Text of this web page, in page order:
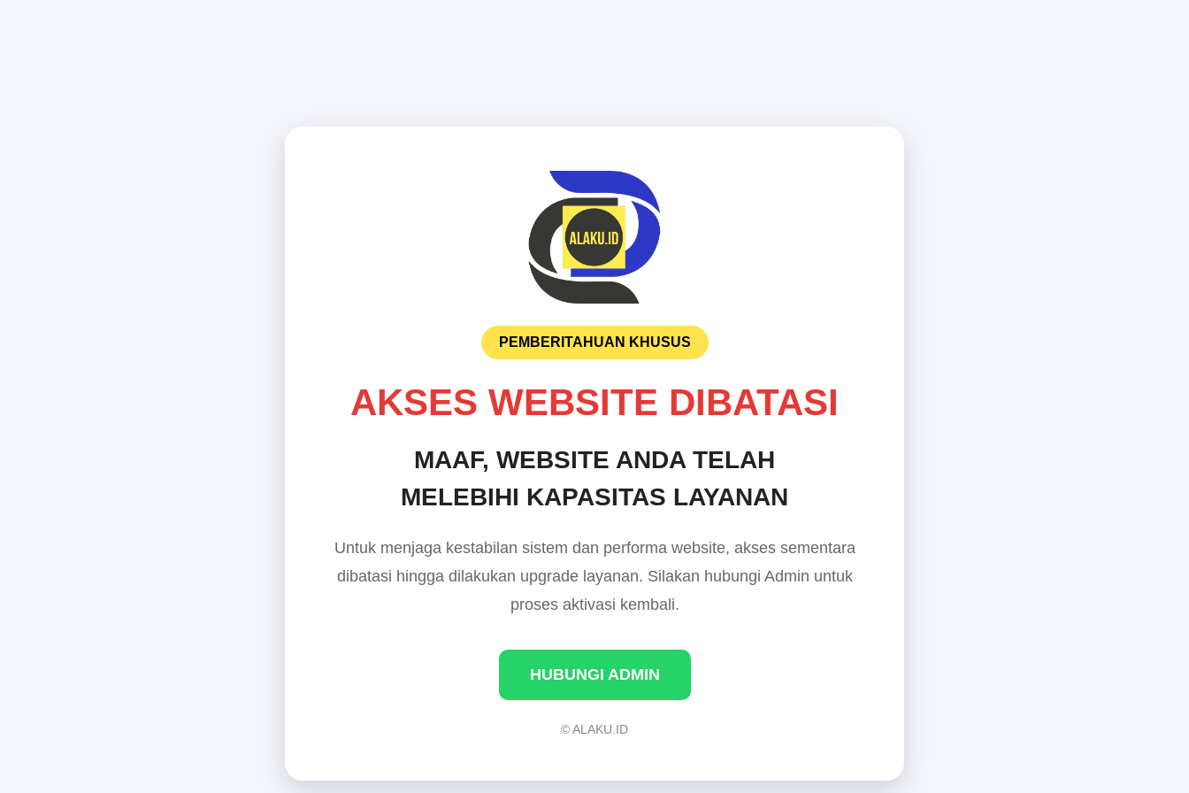
PEMBERITAHUAN KHUSUS
AKSES WEBSITE DIBATASI
MAAF, WEBSITE ANDA TELAH
MELEBIHI KAPASITAS LAYANAN
Untuk menjaga kestabilan sistem dan performa website, akses sementara
dibatasi hingga dilakukan upgrade layanan. Silakan hubungi Admin untuk
proses aktivasi kembali.
HUBUNGI ADMIN
© ALAKU.ID